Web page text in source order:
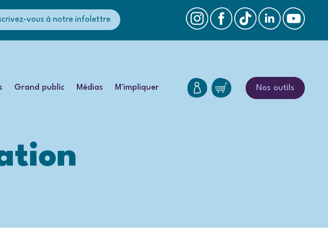
vous à notre infolettre
Grand public Médias M'impliquer Nos outils